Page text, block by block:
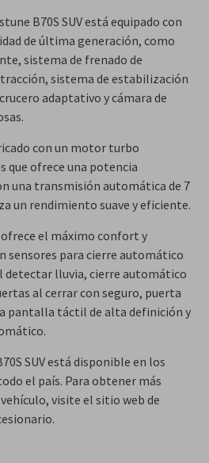
B70S SUV está equipado con
de última generación, como
sistema de frenado de
sistema de estabilización
adaptativo y cámara de
con un motor turbo
que ofrece una potencia
una transmisión automática de 7
un rendimiento suave y eficiente.
el máximo confort y
sensores para cierre automático
detectar lluvia, cierre automático
al cerrar con seguro, puerta
pantalla táctil de alta definición y
SUV está disponible en los
el país. Para obtener más
visite el sitio web de